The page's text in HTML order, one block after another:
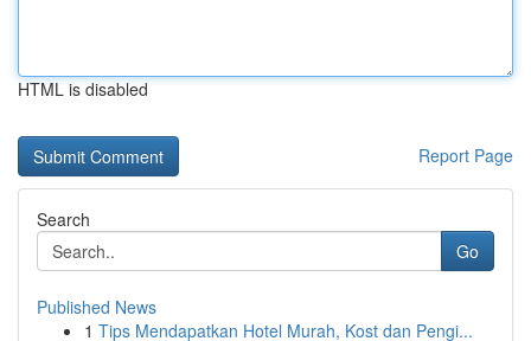
HTML is disabled
Report Page
Search
Go
Published News
1 Tips Mendapatkan Hotel Murah, Kost dan Pengi...